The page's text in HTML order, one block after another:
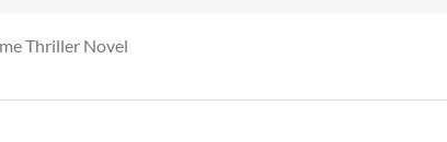
Thriller Novel